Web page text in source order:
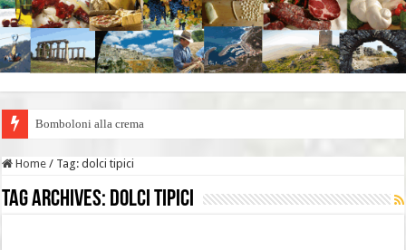
Bomboloni alla crema
Home / Tag:dolci tipici
Tag Archives: dolci tipici